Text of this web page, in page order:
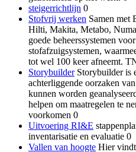
steigerrichtlijn 0
Stofvrij werken Samen met
Hilti, Makita, Metabo,
goede beheerssystemen
stofafzuigsystemen,
tot wel 100 keer afneemt.
StorybuilderStorybuilder is
achterliggende oorzaken
kunnen worden
helpen om maatregelen te
voorkomen 0
Uitvoering RI&E
inventarisatie en evaluatie 0
Vallen van hoogte Hier